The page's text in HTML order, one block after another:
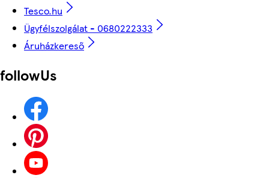
Tesco.hu
Ügyfélszolgálat - 0680222333
Áruházkereső
followUs